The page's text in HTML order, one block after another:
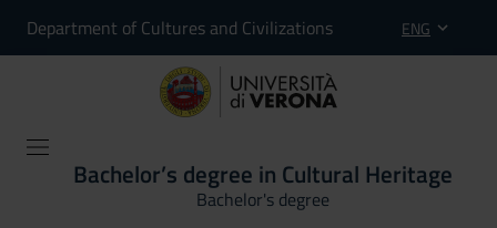
Department of Cultures and Civilizations ENG
Bachelor’s degree in Cultural Heritage
Bachelor's degree